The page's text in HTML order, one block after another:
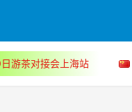
游茶对接会上海站